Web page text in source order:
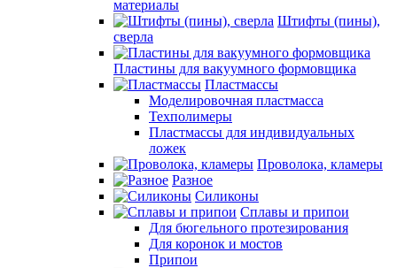
материалы
Штифты (пины),
сверла
Пластины для вакуумного формовщика
Пластмассы
Моделировочная пластмасса
Техполимеры
Пластмассы для индивидуальных
ложек
Проволока, кламеры
Разное
Силиконы
Сплавы и припои
Для бюгельного протезирования
Для коронок и мостов
Припои